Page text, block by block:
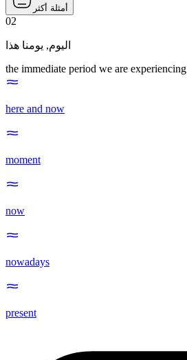
أمثلة أكثر
02
اليوم, يومنا هذا
the immediate period we are experiencing
here and now
moment
now
nowadays
present